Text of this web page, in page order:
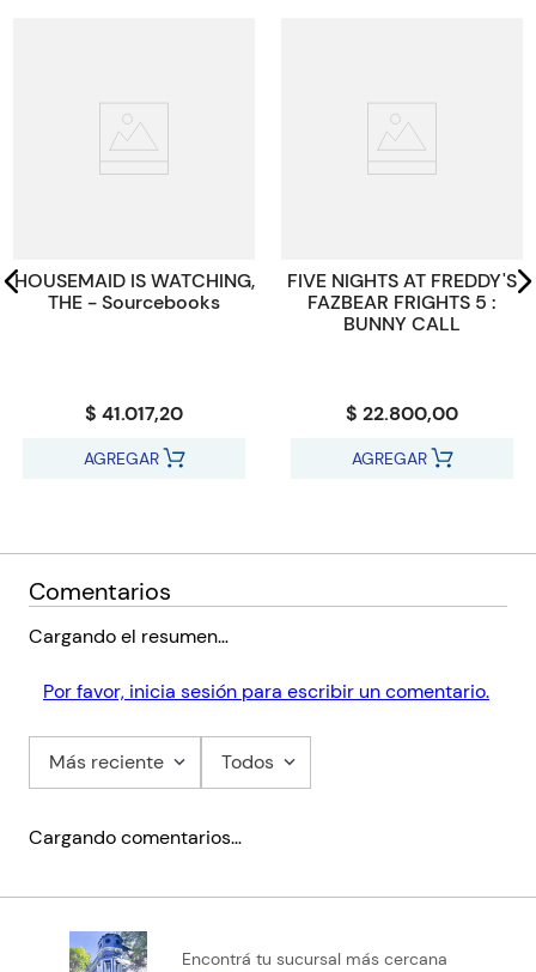
9781529195989
Paginas 400
HOUSEMAID IS WATCHING,
THE - Sourcebooks
$ 41.017,20
AGREGAR
FIVE NIGHTS AT FREDDY'S
FAZBEAR FRIGHTS 5 :
BUNNY CALL
$ 22.800,00
AGREGAR
Comentarios
Cargando el resumen…
Por favor, inicia sesión para escribir un comentario.
Más reciente Todos
Cargando comentarios…
Encontrá tu sucursal más cercana